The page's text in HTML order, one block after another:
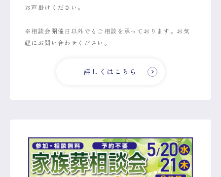
お声掛けください。
※相談会開催日以外でもご相談を承っております。お気
軽にお問い合わせください。
詳しくはこちら